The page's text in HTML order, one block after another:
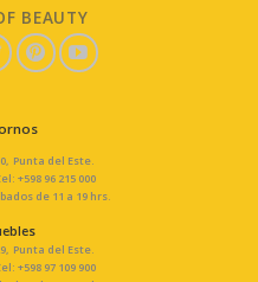
BEAUTY
Punta del Este.
+598 96 215 000
de 11 a 19 hrs.
Punta del Este.
+598 97 109 900